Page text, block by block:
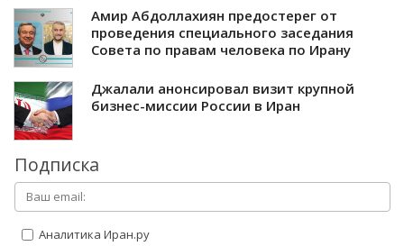
Амир Абдоллахиян предостерег от
проведения специального заседания
Совета по правам человека по Ирану
Джалали анонсировал визит крупной
бизнес-миссии России в Иран
Подписка
Аналитика Иран.ру